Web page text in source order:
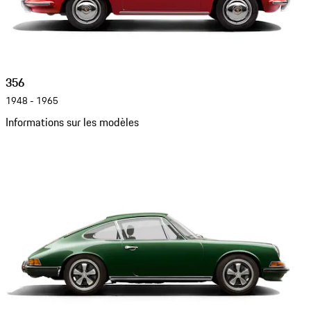
356
1948 - 1965
Informations sur les modèles